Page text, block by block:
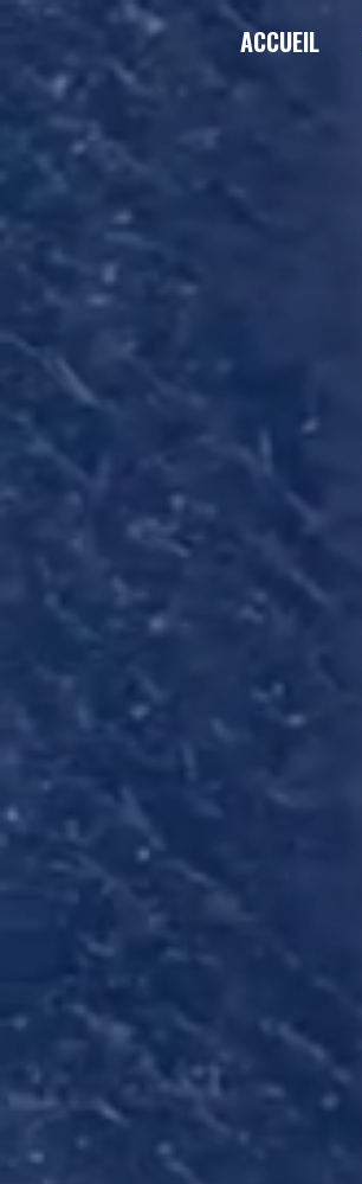
ACCUEIL
Panneau de gestion des cookies